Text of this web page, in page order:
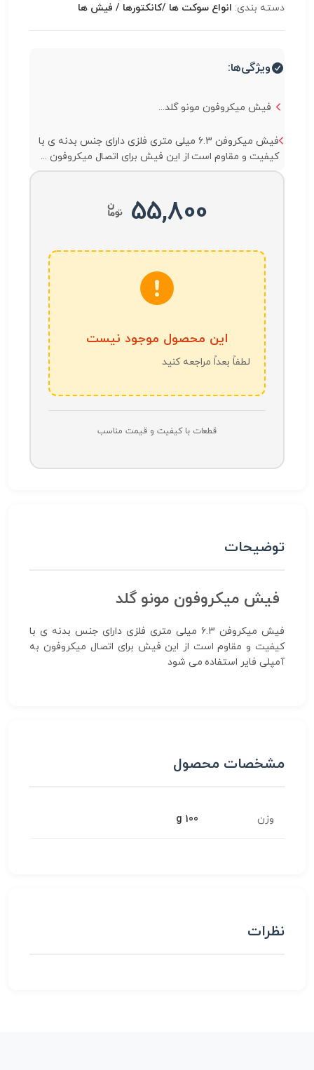
دسته بندی: انواع سوكت ها /کانکتورها / فیش ها
ویژگی‌ها:
فیش میکروفون مونو گلد...
فیش میکروفن 6.3 میلی متری فلزی دارای جنس بدنه ی با
کیفیت و مقاوم است از این فیش برای اتصال میکروفون ...
55,800
این محصول موجود نیست
لطفاً بعداً مراجعه کنید
قطعات با کیفیت و قیمت مناسب
توضیحات
فیش میکروفون مونو گلد
فیش میکروفن 6.3 میلی متری فلزی دارای جنس بدنه ی با
کیفیت و مقاوم است از این فیش برای اتصال میکروفون به
آمپلی فایر استفاده می شود
مشخصات محصول
وزن 100 g
نظرات